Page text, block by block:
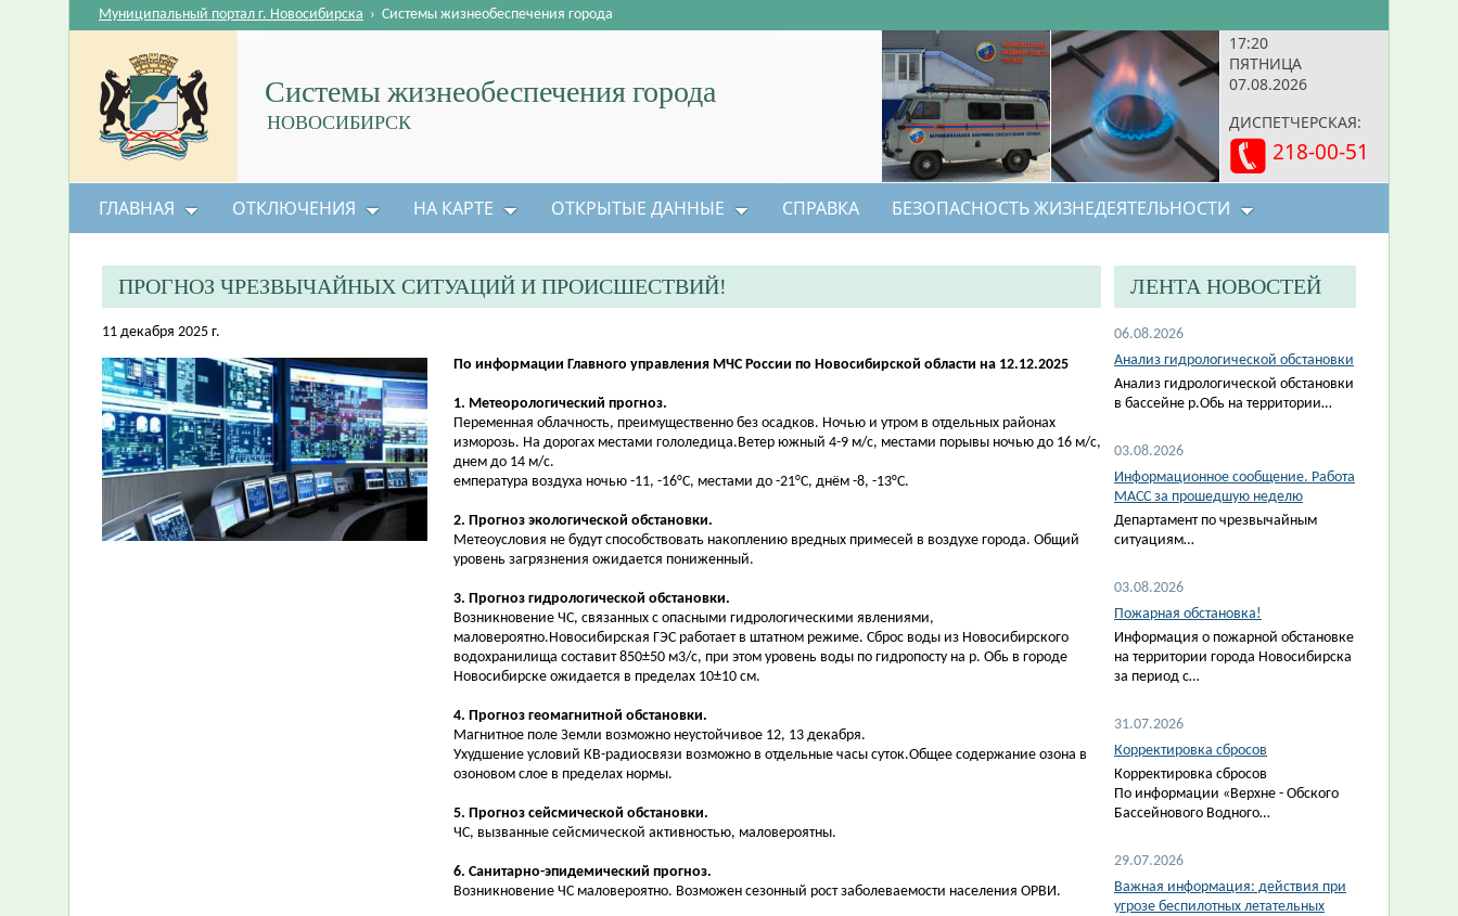
17:20
ПЯТНИЦА
07.08.2026
ДИСПЕТЧЕРСКАЯ:
218-00-51
Системы жизнеобеспечения города
НОВОСИБИРСК
Муниципальный портал г. Новосибирска › Системы жизнеобеспечения города
ГЛАВНАЯ ОТКЛЮЧЕНИЯ НА КАРТЕ ОТКРЫТЫЕ ДАННЫЕ СПРАВКА БЕЗОПАСНОСТЬ ЖИЗНЕДЕЯТЕЛЬНОСТИ
ПРОГНОЗ ЧРЕЗВЫЧАЙНЫХ СИТУАЦИЙ И ПРОИСШЕСТВИЙ!
11 декабря 2025 г.
По информации Главного управления МЧС России по Новосибирской области на 12.12.2025
1. Метеорологический прогноз.
Переменная облачность, преимущественно без осадков. Ночью и утром в отдельных районах
изморозь. На дорогах местами гололедица.Ветер южный 4-9 м/с, местами порывы ночью до 16 м/с,
днем до 14 м/с.
емпература воздуха ночью -11, -16°С, местами до -21°С, днём -8, -13°С.
2. Прогноз экологической обстановки.
Метеоусловия не будут способствовать накоплению вредных примесей в воздухе города. Общий
уровень загрязнения ожидается пониженный.
3. Прогноз гидрологической обстановки.
Возникновение ЧС, связанных с опасными гидрологическими явлениями,
маловероятно.Новосибирская ГЭС работает в штатном режиме. Сброс воды из Новосибирского
водохранилища составит 850±50 м3/с, при этом уровень воды по гидропосту на р. Обь в городе
Новосибирске ожидается в пределах 10±10 см.
4. Прогноз геомагнитной обстановки.
Магнитное поле Земли возможно неустойчивое 12, 13 декабря.
Ухудшение условий КВ-радиосвязи возможно в отдельные часы суток.Общее содержание озона в
озоновом слое в пределах нормы.
5. Прогноз сейсмической обстановки.
ЧС, вызванные сейсмической активностью, маловероятны.
6. Санитарно-эпидемический прогноз.
Возникновение ЧС маловероятно. Возможен сезонный рост заболеваемости населения ОРВИ.
ЛЕНТА НОВОСТЕЙ
06.08.2026
Анализ гидрологической обстановки
Анализ гидрологической обстановки
в бассейне р.Обь на территории…
03.08.2026
Информационное сообщение. Работа
МАСС за прошедшую неделю
Департамент по чрезвычайным
ситуациям…
03.08.2026
Пожарная обстановка!
Информация о пожарной обстановке
на территории города Новосибирска
за период с…
31.07.2026
Корректировка сбросов
Корректировка сбросов
По информации «Верхне - Обского
Бассейнового Водного…
29.07.2026
Важная информация: действия при
угрозе беспилотных летательных